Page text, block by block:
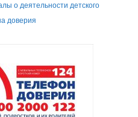
о деятельности детского
доверия